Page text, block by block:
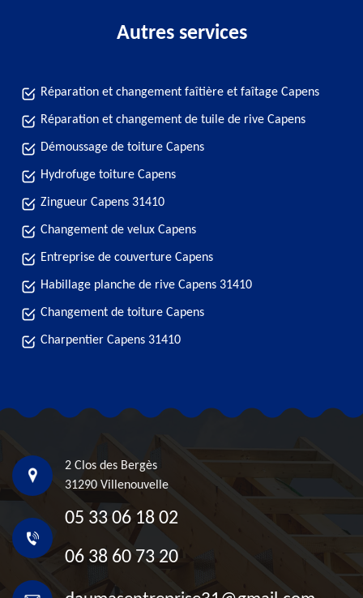
Autres services
Réparation et changement faîtière et faîtage Capens
Réparation et changement de tuile de rive Capens
Démoussage de toiture Capens
Hydrofuge toiture Capens
Zingueur Capens 31410
Changement de velux Capens
Entreprise de couverture Capens
Habillage planche de rive Capens 31410
Changement de toiture Capens
Charpentier Capens 31410
2 Clos des Bergès
31290 Villenouvelle
05 33 06 18 02
06 38 60 73 20